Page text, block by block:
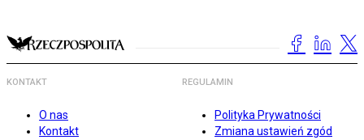
KONTAKT
O nas
Kontakt
REGULAMIN
Polityka Prywatności
Zmiana ustawień zgód